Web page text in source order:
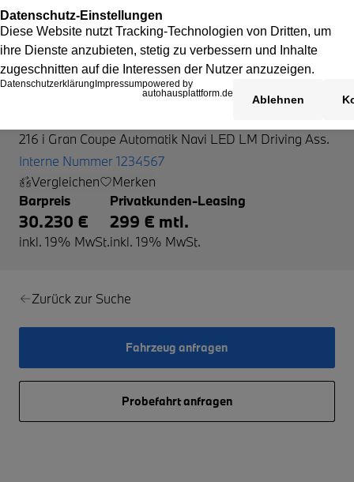
216 i Gran Coupe Automatik Navi LED LM Driving Ass.
Interne Nummer 1234567
Vergleichen
Merken
Barpreis
30.230 €
inkl. 19% MwSt.
Privatkunden-Leasing
299 € mtl.
inkl. 19% MwSt.
Zurück zur Suche
Fahrzeug anfragen
Probefahrt anfragen